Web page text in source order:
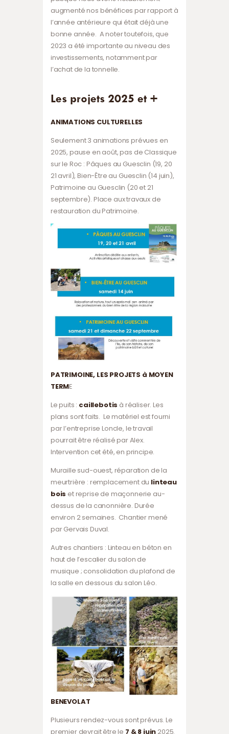
augmenté nos bénéfices par rapport à
l’année antérieure qui était déjà une
bonne année. A noter toutefois, que
2023 a été importante au niveau des
investissements, notamment par
l’achat de la tonnelle.
Les projets 2025 et +
ANIMATIONS CULTURELLES
Seulement 3 animations prévues en
2025, pause en août, pas de Classique
sur le Roc : Pâques au Guesclin (19, 20
21 avril), Bien-Être au Guesclin (14 juin),
Patrimoine au Guesclin (20 et 21
septembre). Place aux travaux de
restauration du Patrimoine.
PATRIMOINE, LES PROJETS à MOYEN
TERME
Le puits : caillebotis à réaliser. Les
plans sont faits. Le matériel est fourni
par l’entreprise Loncle, le travail
pourrait être réalisé par Alex.
Intervention cet été, en principe.
Muraille sud-ouest, réparation de la
meurtrière : remplacement du linteau
bois et reprise de maçonnerie au-
dessus de la canonnière. Durée
environ 2 semaines. Chantier mené
par Gervais Duval.
Autres chantiers : Linteau en béton en
haut de l’escalier du salon de
musique ; consolidation du plafond de
la salle en dessous du salon Léo.
BENEVOLAT
Plusieurs rendez-vous sont prévus. Le
premier devrait être le 7 & 8 juin 2025.